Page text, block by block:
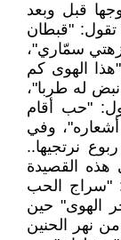
قبل وبعد
تقول: "قبطان
سمّاري"،
الهوى كم
له طربا"،
"حب أقام
وفي
نرتجيها..
القصيدة
"سراج الحب
الهوى" حين
نهر الحنين